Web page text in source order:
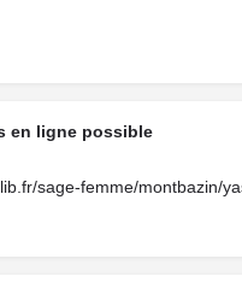
en ligne possible
sage-femme/montbazin/